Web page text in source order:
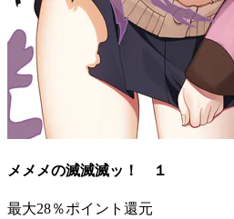
メメメの滅滅滅ッ！ １
最大28％ポイント還元